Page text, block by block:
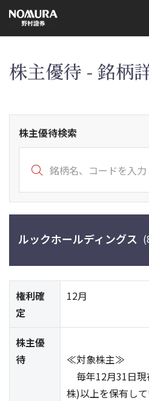
の
ー
株主優待 - 銘柄
株主優待検索
ルックホールディングス
権利確
定
12月
株主優
待
≪対象株主≫
毎年12月31日
株)以上を保有し